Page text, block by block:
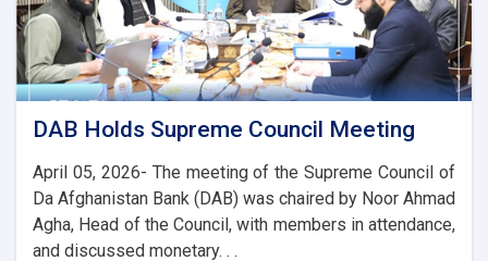
Banking
and
Trade
Ties
DAB Holds Supreme Council Meeting
April 05, 2026- The meeting of the Supreme Council of
Da Afghanistan Bank (DAB) was chaired by Noor Ahmad
Agha, Head of the Council, with members in attendance,
and discussed monetary. . .